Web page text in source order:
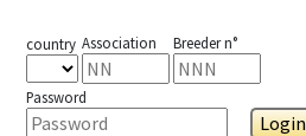
country Association Breeder n°
Password
Login